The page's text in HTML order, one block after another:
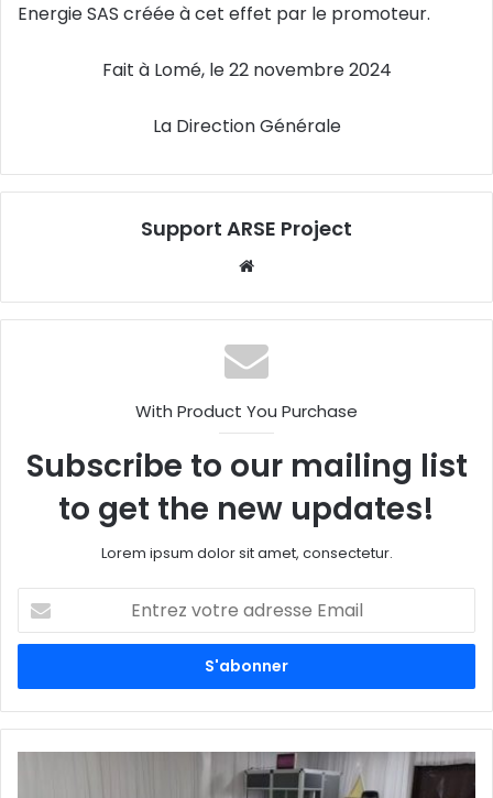
Energie SAS créée à cet effet par le promoteur.
Fait à Lomé, le 22 novembre 2024
La Direction Générale
Support ARSE Project
sit
e
With Product You Purchase
Subscribe to our mailing list
to get the new updates!
Lorem ipsum dolor sit amet, consectetur.
t
e
z